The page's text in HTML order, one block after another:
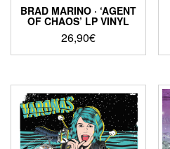
BRAD MARINO · ‘AGENT
OF CHAOS’ LP VINYL
26,90€